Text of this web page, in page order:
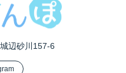
辺砂川157-6